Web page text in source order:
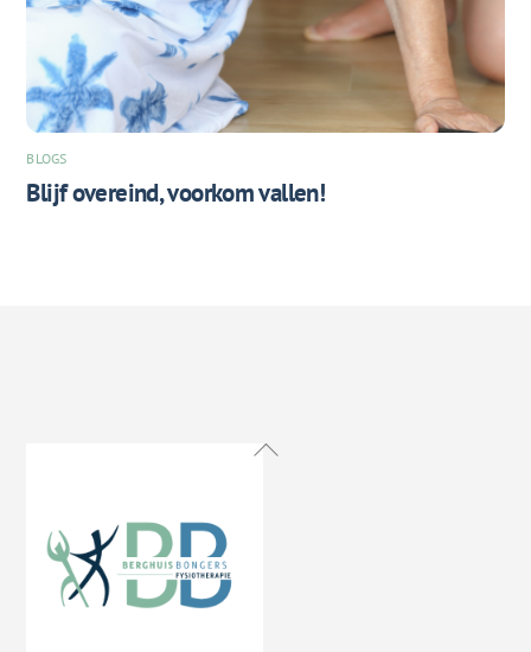
BLOGS
Blijf overeind, voorkom vallen!
Back